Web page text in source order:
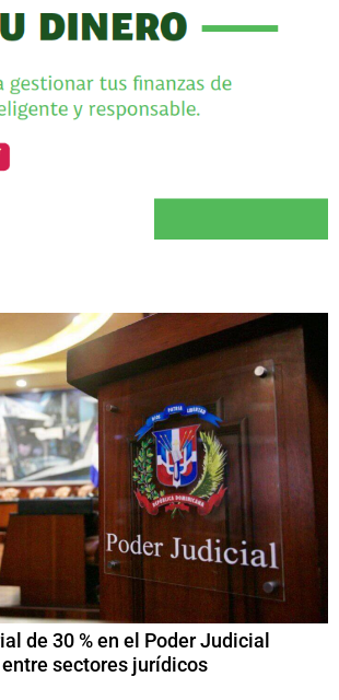
de 30 % en el Poder Judicial
sectores jurídicos